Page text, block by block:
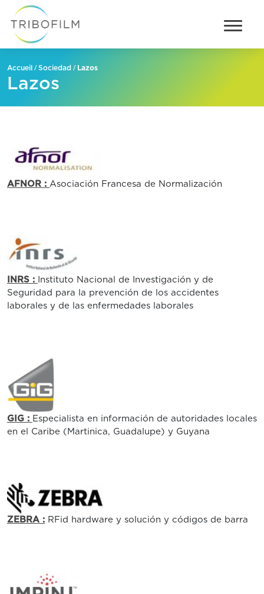
Accueil /Sociedad / Lazos
Lazos
AFNOR : Asociación Francesa de Normalización
INRS :
Instituto Nacional de Investigación y de
Seguridad para la prevención de los accidentes
laborales y de las enfermedades laborales
GIG : Especialista en información de autoridades locales
en el Caribe (Martinica, Guadalupe) y Guyana
ZEBRA : RFid hardware y solución y códigos de barra